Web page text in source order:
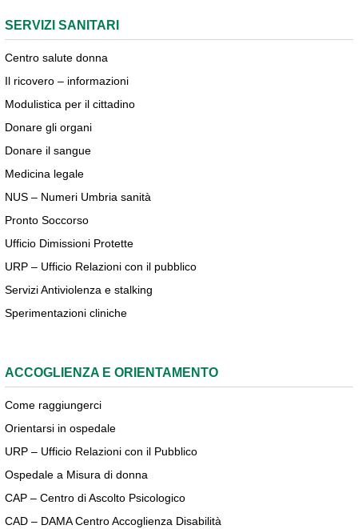
SERVIZI SANITARI
Centro salute donna
Il ricovero – informazioni
Modulistica per il cittadino
Donare gli organi
Donare il sangue
Medicina legale
NUS – Numeri Umbria sanità
Pronto Soccorso
Ufficio Dimissioni Protette
URP – Ufficio Relazioni con il pubblico
Servizi Antiviolenza e stalking
Sperimentazioni cliniche
ACCOGLIENZA E ORIENTAMENTO
Come raggiungerci
Orientarsi in ospedale
URP – Ufficio Relazioni con il Pubblico
Ospedale a Misura di donna
CAP – Centro di Ascolto Psicologico
CAD – DAMA Centro Accoglienza Disabilità